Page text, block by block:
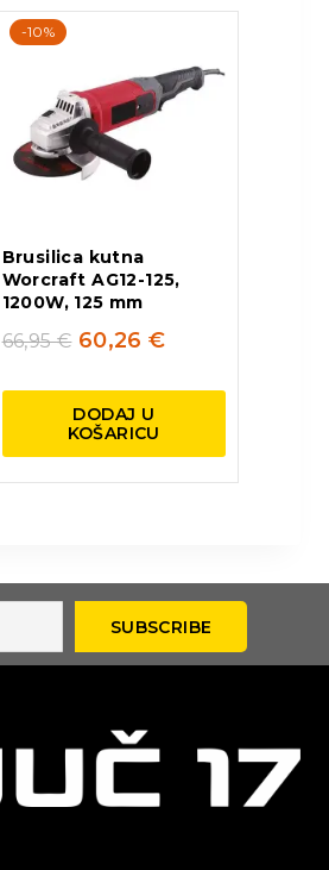
-10%
Brusilica kutna
Worcraft AG12-125,
1200W, 125 mm
66,95€ 60,26€
DODAJ U
KOŠARICU